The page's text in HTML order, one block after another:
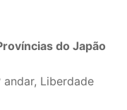
do Japão
andar, Liberdade